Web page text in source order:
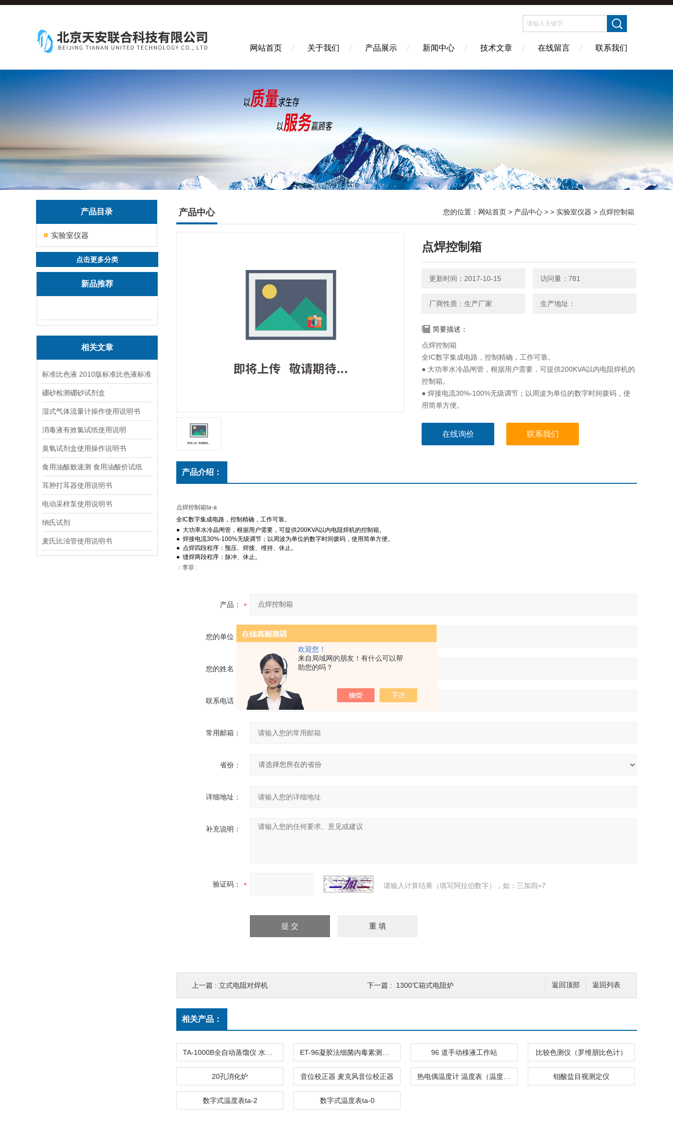
欢迎您！
来自局域网的朋友！有什么可以帮
助您的吗？
网站首页 关于我们 产品展示 新闻中心 技术文章 在线留言 联系我们
产品目录
实验室仪器
点击更多分类
新品推荐
相关文章
标准比色液 2010版标准比色液标准
硼砂检测硼砂试剂盒
湿式气体流量计操作使用说明书
消毒液有效氯试纸使用说明
臭氧试剂盒使用操作说明书
食用油酸败速测 食用油酸价试纸
耳肿打耳器使用说明书
电动采样泵使用说明书
纳氏试剂
麦氏比浊管使用说明书
产品中心 您的位置： 网站首页 > 产品中心 > > 实验室仪器 > 点焊控制箱
点焊控制箱
更新时间：2017-10-15 访问量：781
厂商性质：生产厂家 生产地址：
简要描述：
点焊控制箱
全IC数字集成电路，控制精确，工作可靠。
● 大功率水冷晶闸管，根据用户需要，可提供200KVA以内电阻焊机的
控制箱。
● 焊接电流30%-100%无级调节；以周波为单位的数字时间拨码，使
用简单方便。
● 缝焊两段程序：脉冲、休止。
在线询价 联系我们
产品介绍：
点焊控制箱ta-a
全IC数字集成电路，控制精确，工作可靠。
● 大功率水冷晶闸管，根据用户需要，可提供200KVA以内电阻焊机的控制箱。
● 焊接电流30%-100%无级调节；以周波为单位的数字时间拨码，使用简单方便。
● 点焊四段程序：预压、焊接、维持、休止。
● 缝焊两段程序：脉冲、休止。
：李菲 :
产品：
您的单位：
您的姓名：
联系电话：
常用邮箱：
省份：
详细地址：
补充说明：
验证码： 请输入计算结果（填写阿拉伯数字），如：三加四=7
返回列表
返回顶部
上一篇 : 立式电阻对焊机 下一篇 : 1300℃箱式电阻炉
相关产品：
96 道手动移液工作站 比较色测仪（罗维朋比色计）
20孔消化炉 音位校正器 麦克风音位校正器 钼酸盐目视测定仪
数字式温度表ta-2 数字式温度表ta-0